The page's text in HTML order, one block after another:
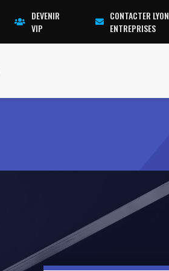
DEVENIR
VIP
CONTACTER LYON
ENTREPRISES